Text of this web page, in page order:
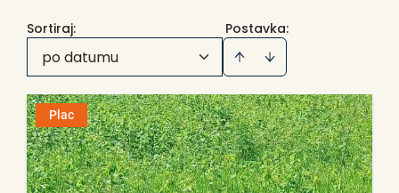
Postavka:
Sortiraj:
po datumu
Plac